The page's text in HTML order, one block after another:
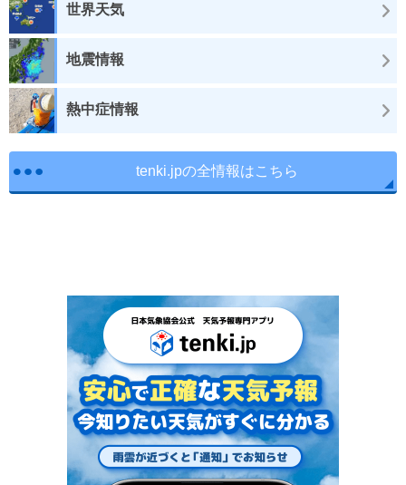
世界天気
地震情報
熱中症情報
tenki.jpの全情報はこちら